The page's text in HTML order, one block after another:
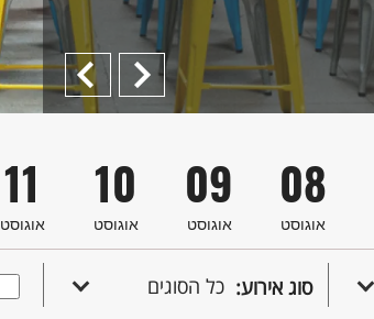
Previous הבא
11
אוגוסט
10
אוגוסט
09
אוגוסט
08
אוגוסט
סוג אירוע: כל הסוגים